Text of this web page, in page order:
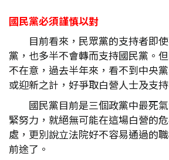
國民黨必須謹慎以對
目前看來，民眾黨的支持者即
黨，也多半不會轉而支持國民黨。
不在意，過去半年來，看不到中央
或迎新之計，好爭取白營人士及支持
國民黨目前是三個政黨中最死
緊努力，就絕無可能在這場白營的
處，更別說立法院好不容易通過的
前途了。